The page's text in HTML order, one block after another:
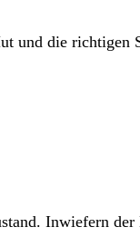
und die richtigen
Inwiefern